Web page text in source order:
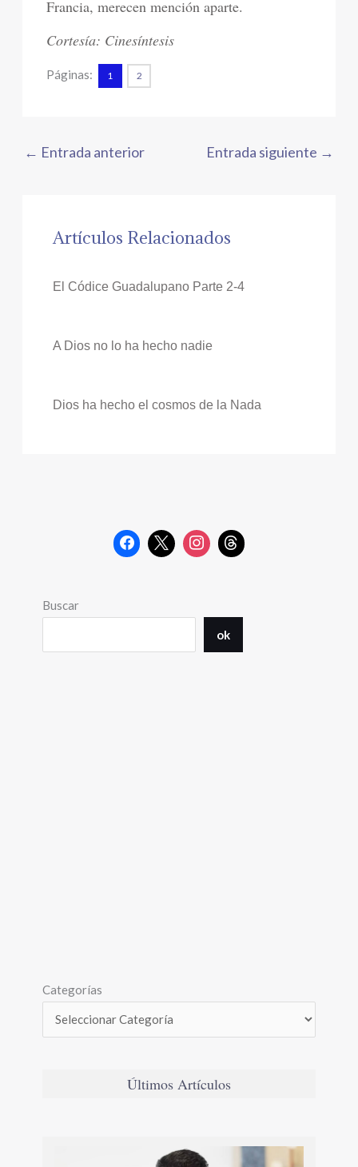
Francia, merecen mención aparte.
Cortesía: Cinesíntesis
Páginas: 1 2
← Entrada anterior Entrada siguiente →
Artículos Relacionados
El Códice Guadalupano Parte 2-4
A Dios no lo ha hecho nadie
Dios ha hecho el cosmos de la Nada
Buscar
ok
Categorías
Últimos Artículos